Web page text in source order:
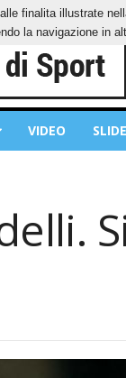
VIDEO
finalita illustrate
la navigazione in